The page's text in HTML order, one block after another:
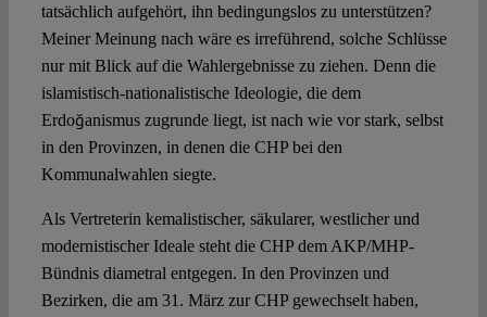
tatsächlich aufgehört, ihn bedingungslos zu unterstützen?
Meiner Meinung nach wäre es irreführend, solche Schlüsse
nur mit Blick auf die Wahlergebnisse zu ziehen. Denn die
islamistisch-nationalistische Ideologie, die dem
Erdoğanismus zugrunde liegt, ist nach wie vor stark, selbst
in den Provinzen, in denen die CHP bei den
Kommunalwahlen siegte.
Als Vertreterin kemalistischer, säkularer, westlicher und
modernistischer Ideale steht die CHP dem AKP/MHP-
Bündnis diametral entgegen. In den Provinzen und
Bezirken, die am 31. März zur CHP gewechselt haben,